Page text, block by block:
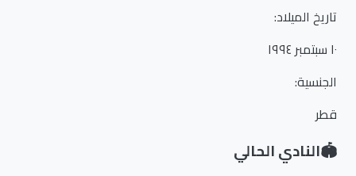
تاريخ الميلاد:
الجنسية:
قطر
النادي الحالي